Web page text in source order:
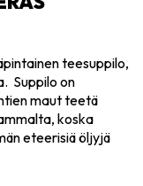
teesuppilo,
Suppilo on
maut teetä
koska
eteerisiä öljyjä